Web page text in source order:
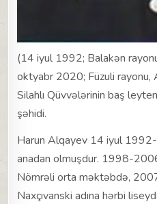
(14 iyul 1992; Balakən
oktyabr 2020; Füzuli
Silahlı Qüvvələrinin baş
şəhidi.
Harun Alqayev 14 iyul
anadan olmuşdur. 1998-
Nömrəli orta məktəbdə,
Naxçıvanski adına hərbi